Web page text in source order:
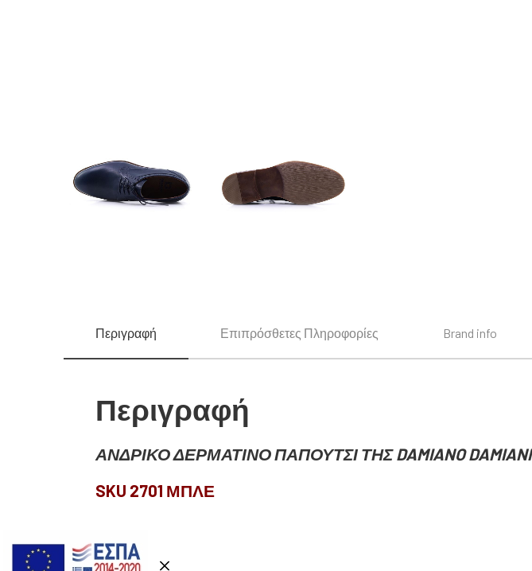
Περιγραφή Επιπρόσθετες Πληροφορίες Brand info
Περιγραφή
ΑΝΔΡΙΚΟ ΔΕΡΜΑΤΙΝΟ ΠΑΠΟΥΤΣΙ ΤΗΣ DAMIANO DAMIANI
SKU 2701 ΜΠΛΕ